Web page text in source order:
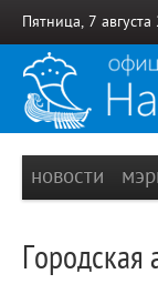
Пятница, 7
новости